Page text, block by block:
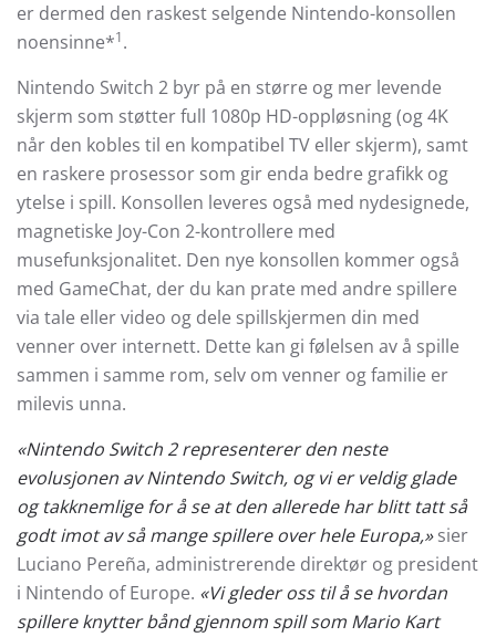
er dermed den raskest selgende Nintendo-konsollen
noensinne*1.
Nintendo Switch 2 byr på en større og mer levende
skjerm som støtter full 1080p HD-oppløsning (og 4K
når den kobles til en kompatibel TV eller skjerm), samt
en raskere prosessor som gir enda bedre grafikk og
ytelse i spill. Konsollen leveres også med nydesignede,
magnetiske Joy-Con 2-kontrollere med
musefunksjonalitet. Den nye konsollen kommer også
med GameChat, der du kan prate med andre spillere
via tale eller video og dele spillskjermen din med
venner over internett. Dette kan gi følelsen av å spille
sammen i samme rom, selv om venner og familie er
milevis unna.
«Nintendo Switch 2 representerer den neste
evolusjonen av Nintendo Switch, og vi er veldig glade
og takknemlige for å se at den allerede har blitt tatt så
godt imot av så mange spillere over hele Europa,»sier
Luciano Pereña, administrerende direktør og president
i Nintendo of Europe. «Vi gleder oss til å se hvordan
spillere knytter bånd gjennom spill som Mario Kart